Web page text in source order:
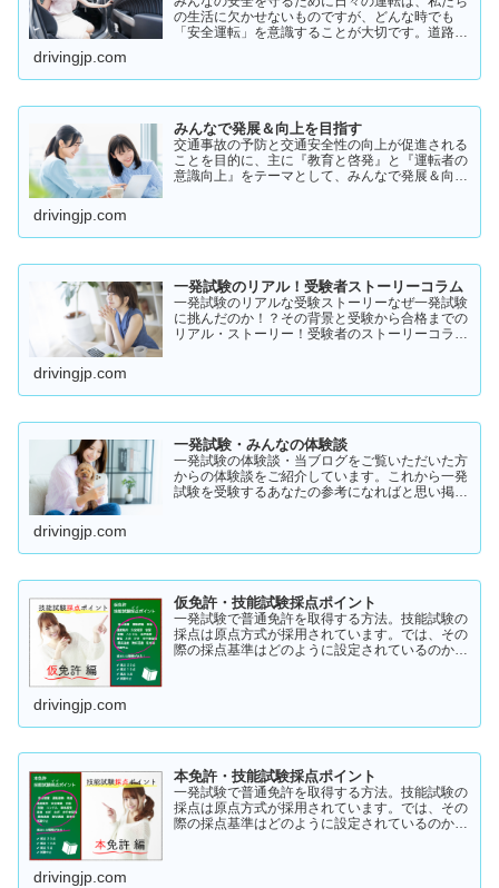
の生活に欠かせないものですが、どんな時でも
「安全運転」を意識することが大切です。道路状
過ぎや注意力の低下、小…
drivingjp.com
みんなで発展＆向上を目指す
交通事故の予防と交通安全性の向上が促進される
ことを目的に、主に『教育と啓発』と『運転者の
意識向上』をテーマとして、みんなで発展＆向上
drivingjp.com
一発試験のリアル！受験者ストーリーコラム
一発試験のリアルな受験ストーリーなぜ一発試験
に挑んだのか！？その背景と受験から合格までの
リアル・ストーリー！受験者のストーリーコラム
drivingjp.com
一発試験・みんなの体験談
一発試験の体験談・当ブログをご覧いただいた方
からの体験談をご紹介しています。これから一発
試験を受験するあなたの参考になればと思い掲載
drivingjp.com
仮免許・技能試験採点ポイント
一発試験で普通免許を取得する方法。技能試験の
採点は原点方式が採用されています。では、その
際の採点基準はどのように設定されているのかご
drivingjp.com
本免許・技能試験採点ポイント
一発試験で普通免許を取得する方法。技能試験の
採点は原点方式が採用されています。では、その
際の採点基準はどのように設定されているのかご
drivingjp.com